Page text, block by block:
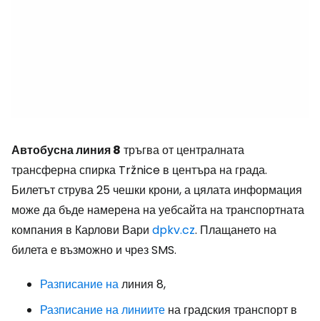
Автобусна линия 8 тръгва от централната
трансферна спирка Tržnice в центъра на града.
Билетът струва 25 чешки крони, а цялата информация
може да бъде намерена на уебсайта на транспортната
компания в Карлови Вари dpkv.cz. Плащането на
билета е възможно и чрез SMS.
Разписание налиния 8,
Разписание налиниите на градския транспорт в